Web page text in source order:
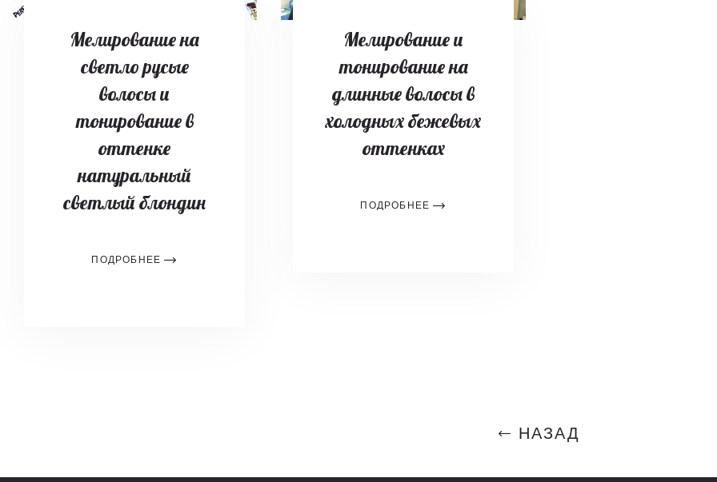
Мелирование на
светло русые
волосы и
тонирование в
оттенке
натуральный
светлый блондин
ПОДРОБНЕЕ
Мелирование и
тонирование на
длинные волосы в
холодных бежевых
оттенках
ПОДРОБНЕЕ
НАЗАД